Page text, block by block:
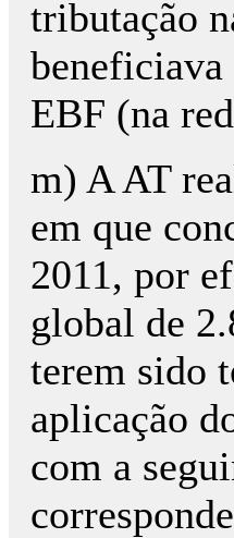
tributação
beneficiava
EBF (na
m) A AT
em que
2011, por
global de
terem sido
aplicação
com a